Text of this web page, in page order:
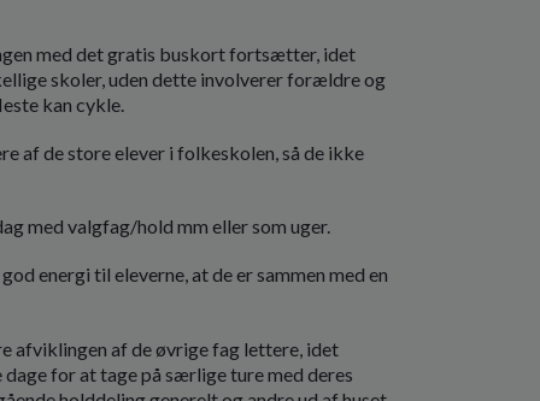
med det gratis buskort fortsætter, idet
skoler, uden dette involverer forældre og
kan cykle.
af de store elever i folkeskolen, så de ikke
med valgfag/hold mm eller som uger.
energi til eleverne, at de er sammen med en
afviklingen af de øvrige fag lettere, idet
for at tage på særlige ture med deres